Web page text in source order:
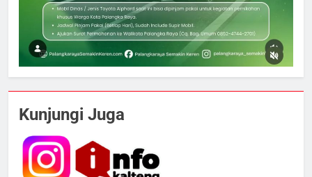
Kunjungi Juga
5
Tak Ada Lagi Pajak Terlewat, GIS
ECONOMY